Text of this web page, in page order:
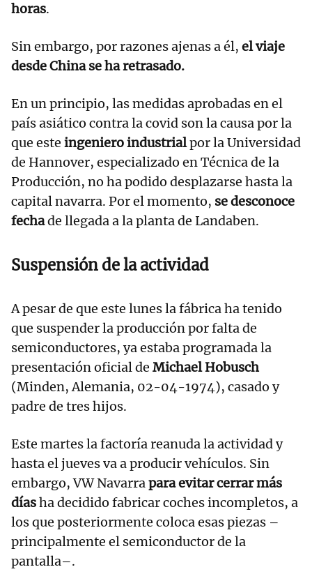
horas.
Sin embargo, por razones ajenas a él, el viaje
desde China se ha retrasado.
En un principio, las medidas aprobadas en el
país asiático contra la covid son la causa por la
que este ingeniero industrialpor la Universidad
de Hannover, especializado en Técnica de la
Producción, no ha podido desplazarse hasta la
capital navarra. Por el momento, se desconoce
fechade llegada a la planta de Landaben.
Suspensión de la actividad
A pesar de que este lunes la fábrica ha tenido
que suspender la producción por falta de
semiconductores, ya estaba programada la
presentación oficial de Michael Hobusch
(Minden, Alemania, 02-04-1974), casado y
padre de tres hijos.
Este martes la factoría reanuda la actividad y
hasta el jueves va a producir vehículos. Sin
embargo, VW Navarrapara evitar cerrar más
díasha decidido fabricar coches incompletos, a
los que posteriormente coloca esas piezas –
principalmente el semiconductor de la
pantalla–.